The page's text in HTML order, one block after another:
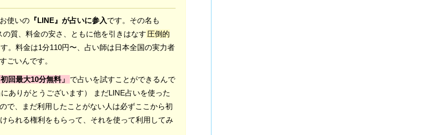
使いの 『LINE』が占いに参入です。その名も
の質、料金の安さ、ともに他を引きはなす 圧倒的
。料金は1分110円〜、占い師は日本全国の実力者
ごいんです。
初回最大10分無料」
で占いを試すことができるんで
ありがとうございます） まだLINE占いを使った
で、まだ利用したことがない人は必ずここから初
られる権利をもらって、それを使って利用してみ